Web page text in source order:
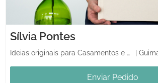
Sílvia Pontes
Ideias originais para Casamentos e Casa
Enviar Pedido